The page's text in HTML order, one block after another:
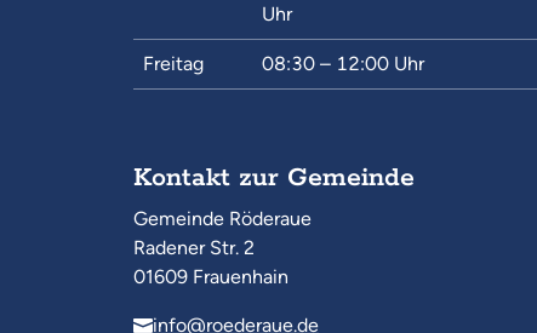
Kontakt zur Gemeinde
Gemeinde Röderaue
Radener Str. 2
01609 Frauenhain
info@roederaue.de
Uhr
Freitag 08:30 – 12:00 Uhr